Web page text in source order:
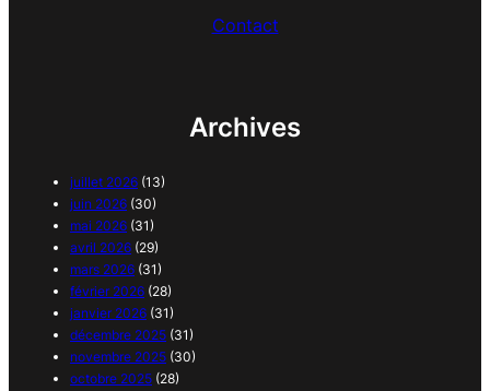
Contact
Archives
juillet 2026 (13)
juin 2026 (30)
mai 2026 (31)
avril 2026 (29)
mars 2026 (31)
février 2026 (28)
janvier 2026 (31)
décembre 2025 (31)
novembre 2025 (30)
octobre 2025 (28)